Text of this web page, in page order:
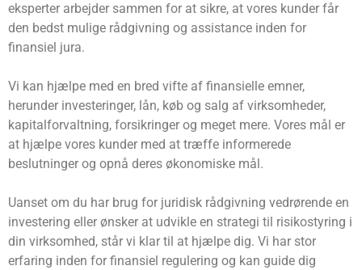
eksperter arbejder sammen for at sikre, at vores kunder får
den bedst mulige rådgivning og assistance inden for
finansiel jura.
Vi kan hjælpe med en bred vifte af finansielle emner,
herunder investeringer, lån, køb og salg af virksomheder,
kapitalforvaltning, forsikringer og meget mere. Vores mål er
at hjælpe vores kunder med at træffe informerede
beslutninger og opnå deres økonomiske mål.
Uanset om du har brug for juridisk rådgivning vedrørende en
investering eller ønsker at udvikle en strategi til risikostyring i
din virksomhed, står vi klar til at hjælpe dig. Vi har stor
erfaring inden for finansiel regulering og kan guide dig